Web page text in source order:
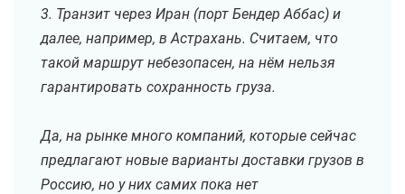
3. Транзит через Иран (порт Бендер Аббас) и
далее, например, в Астрахань. Считаем, что
такой маршрут небезопасен, на нём нельзя
гарантировать сохранность груза.
Да, на рынке много компаний, которые сейчас
предлагают новые варианты доставки грузов в
Россию, но у них самих пока нет